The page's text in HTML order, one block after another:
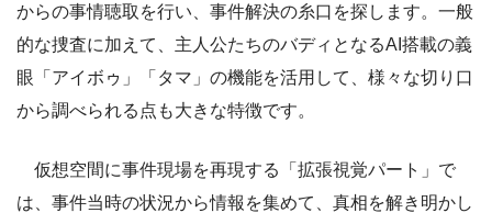
からの事情聴取を行い、事件解決の糸口を探します。一般
的な捜査に加えて、主人公たちのバディとなるAI搭載の義
眼「アイボゥ」「タマ」の機能を活用して、様々な切り口
から調べられる点も大きな特徴です。
仮想空間に事件現場を再現する「拡張視覚パート」で
は、事件当時の状況から情報を集めて、真相を解き明かし